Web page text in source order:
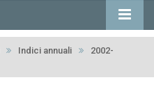
Indici annuali
2002-